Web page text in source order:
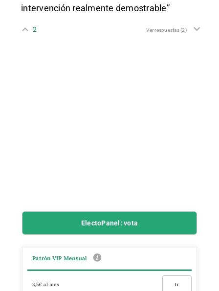
intervención realmente demostrable”
2 Ver respuestas(2)
ElectoPanel: vota
Patrón VIP Mensual
3,5€ al mes Ir